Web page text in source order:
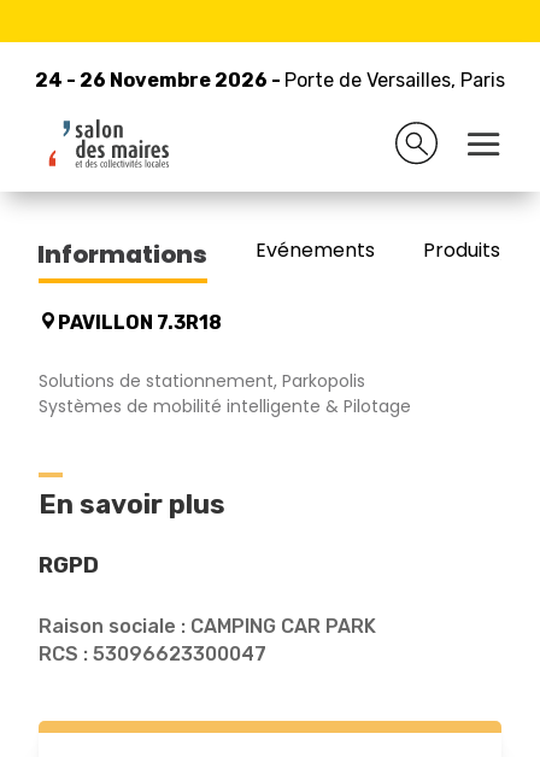
24 - 26 Novembre 2026 - Porte de Versailles, Paris
24 - 26 Novembre 2026 - Porte de Versailles, Paris
Retour à la liste des exposants
CAMPING CAR PARK
Informations Evénements Produits/
PAVILLON 7.3R18
Solutions de stationnement, Parkopolis
Systèmes de mobilité intelligente & Pilotage
En savoir plus
RGPD
Raison sociale : CAMPING CAR PARK
RCS : 53096623300047